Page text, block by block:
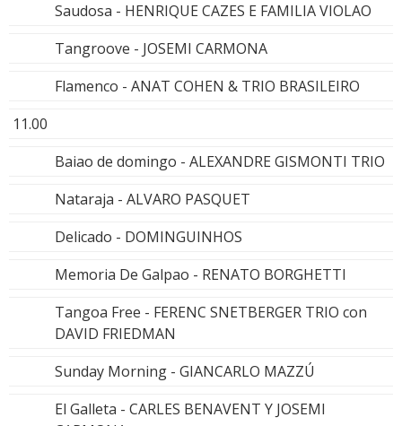
Saudosa - HENRIQUE CAZES E FAMILIA VIOLAO
Tangroove - JOSEMI CARMONA
Flamenco - ANAT COHEN & TRIO BRASILEIRO
11.00
Baiao de domingo - ALEXANDRE GISMONTI TRIO
Nataraja - ALVARO PASQUET
Delicado - DOMINGUINHOS
Memoria De Galpao - RENATO BORGHETTI
Tangoa Free - FERENC SNETBERGER TRIO con
DAVID FRIEDMAN
Sunday Morning - GIANCARLO MAZZÚ
El Galleta - CARLES BENAVENT Y JOSEMI